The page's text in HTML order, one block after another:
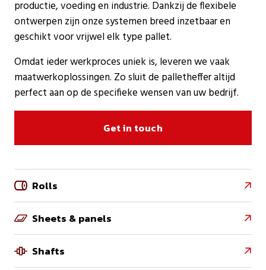
productie, voeding en industrie. Dankzij de flexibele
ontwerpen zijn onze systemen breed inzetbaar en
geschikt voor vrijwel elk type pallet.
Omdat ieder werkproces uniek is, leveren we vaak
maatwerkoplossingen. Zo sluit de palletheffer altijd
perfect aan op de specifieke wensen van uw bedrijf.
Get in touch
Rolls 
Sheets & panels 
Shafts 